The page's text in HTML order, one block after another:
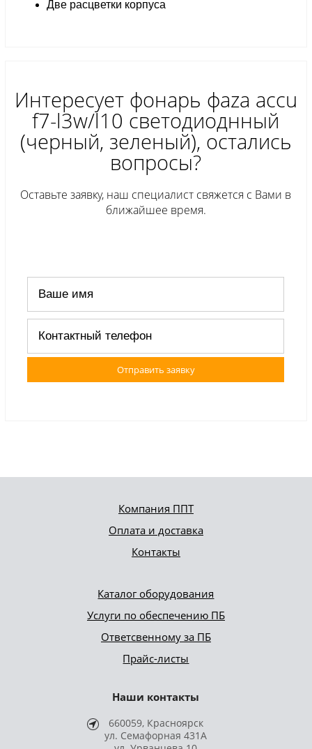
Две расцветки корпуса
Интересует фонарь фaza accu
f7-l3w/l10 светодиоднный
(черный, зеленый), остались
вопросы?
Оставьте заявку, наш специалист свяжется с Вами в
ближайшее время.
Отправить заявку
Компания ППТ
Оплата и доставка
Контакты
Каталог оборудования
Услуги по обеспечению ПБ
Ответсвенному за ПБ
Прайс-листы
Наши контакты
660059, Красноярск
ул. Семафорная 431А